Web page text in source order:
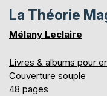
La Théorie
Mélany Leclaire
Livres & albums pour
Couverture souple
48 pages